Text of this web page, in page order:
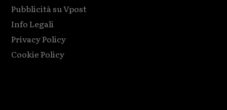
Pubblicità su Vpost
Info Legali
Privacy Policy
Cookie Policy